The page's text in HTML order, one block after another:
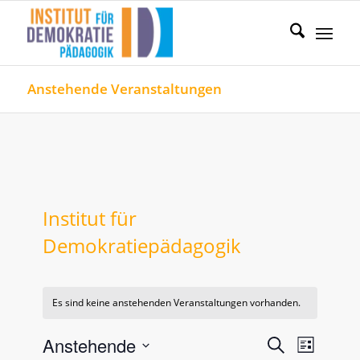
Anstehende Veranstaltungen
Institut für
Demokratiepädagogik
Es sind keine anstehenden Veranstaltungen vorhanden.
SucheListe
Anstehende